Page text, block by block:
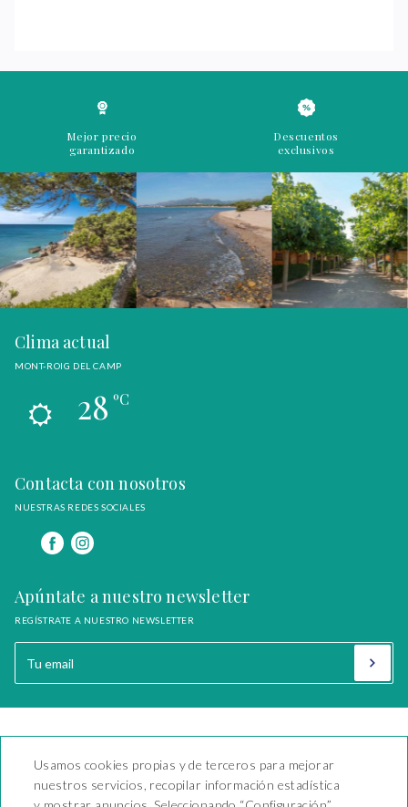
Mejor precio
garantizado
Descuentos
exclusivos
Clima actual
MONT-ROIG DEL CAMP
28ºC
Contacta con nosotros
NUESTRAS REDES SOCIALES
Apúntate a nuestro newsletter
REGÍSTRATE A NUESTRO NEWSLETTER
Camping Playa y Fiesta
Carretera Nacional 340 Km
1138 - Mont-Roig del Camp
Usamos cookies propias y de terceros para mejorar
nuestros servicios, recopilar información estadística